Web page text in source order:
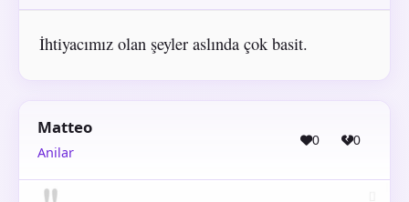
İhtiyacımız olan şeyler aslında çok basit.
Matteo
Anilar
0 0